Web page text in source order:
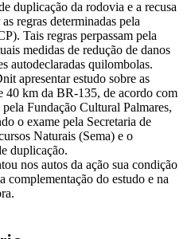
duplicação da rodovia e a recusa
regras determinadas pela
Tais regras perpassam pela
medidas de redução de danos
autodeclaradas quilombolas.
apresentar estudo sobre as
40 km da BR-135, de acordo com
Fundação Cultural Palmares,
o exame pela Secretaria de
Naturais (Sema) e o
duplicação.
nos autos da ação sua condição
complementação do estudo e na